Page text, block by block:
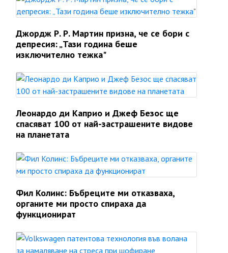
Джордж Р. Р. Мартин призна, че се бори с
депресия: „Тази година беше
изключително тежка"
Леонардо ди Каприо и Джеф Безос ще
спасяват 100 от най-застрашените видове
на планетата
Фил Колинс: Бъбреците ми отказваха,
органите ми просто спираха да
функционират